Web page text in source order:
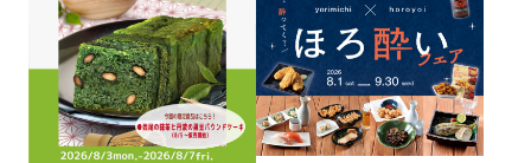
2026年03月
2026年02月
2025年12月
2025年11月
2025年10月